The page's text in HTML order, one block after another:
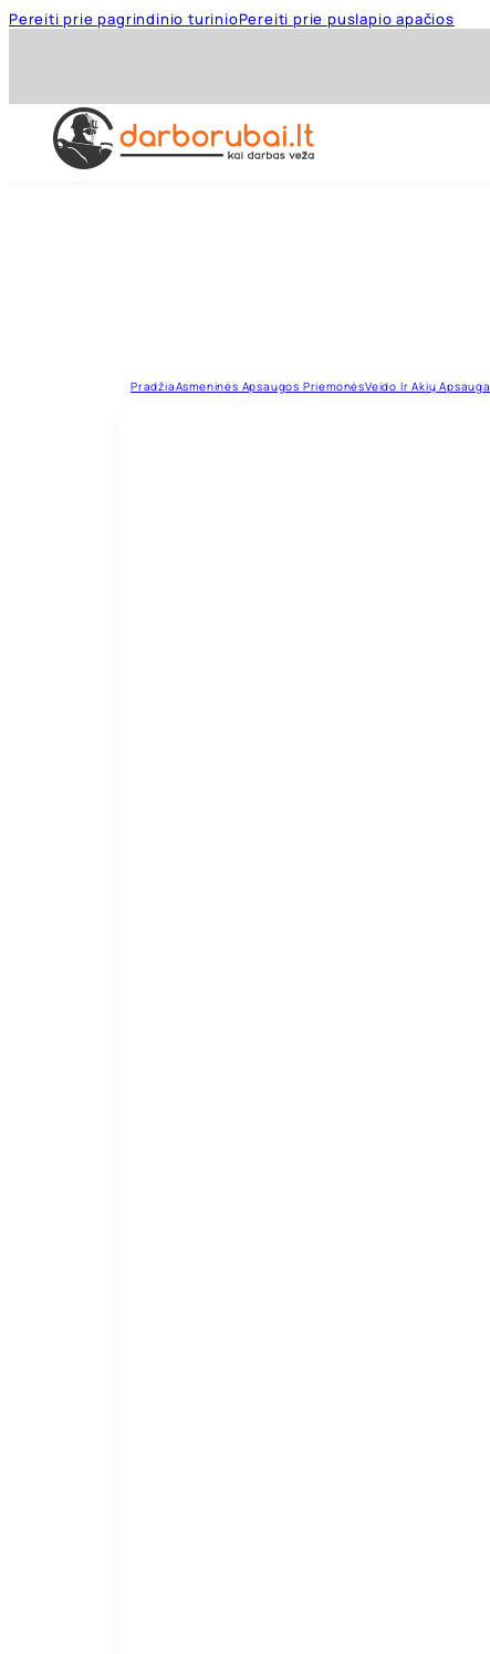
Pereiti prie pagrindinio turinioPereiti prie puslapio apačios
PradžiaAsmeninės Apsaugos PriemonėsVeido Ir Akių Apsauga